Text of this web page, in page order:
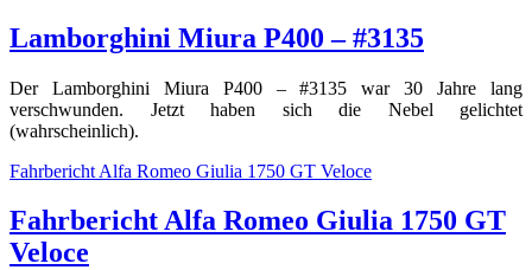
Lamborghini Miura P400 – #3135
Der Lamborghini Miura P400 – #3135 war 30 Jahre lang
verschwunden. Jetzt haben sich die Nebel gelichtet
(wahrscheinlich).
Fahrbericht Alfa Romeo Giulia 1750 GT Veloce
Fahrbericht Alfa Romeo Giulia 1750 GT
Veloce